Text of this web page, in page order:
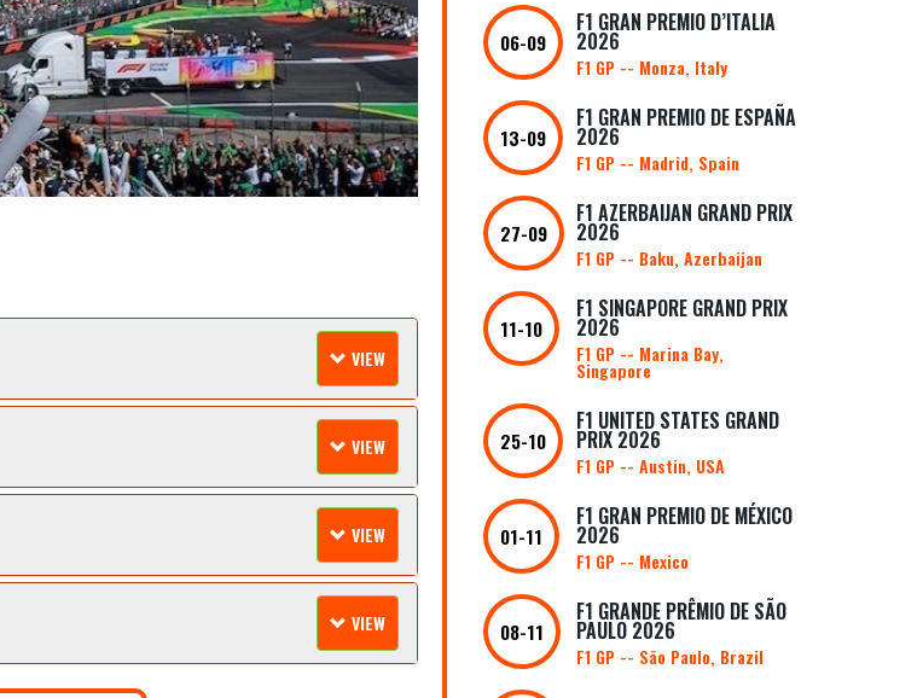
VIEW
VIEW
VIEW
VIEW
06-09
F1 GRAN PREMIO D’ITALIA
2026
F1 GP -- Monza, Italy
13-09
F1 GRAN PREMIO DE ESPAÑA
2026
F1 GP -- Madrid, Spain
27-09
F1 AZERBAIJAN GRAND PRIX
2026
F1 GP -- Baku, Azerbaijan
11-10
F1 SINGAPORE GRAND PRIX
2026
F1 GP -- Marina Bay,
Singapore
25-10
F1 UNITED STATES GRAND
PRIX 2026
F1 GP -- Austin, USA
01-11
F1 GRAN PREMIO DE MÉXICO
2026
F1 GP -- Mexico
08-11
F1 GRANDE PRÊMIO DE SÃO
PAULO 2026
F1 GP -- São Paulo, Brazil